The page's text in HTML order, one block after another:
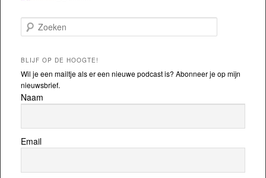
Zoeken
BLIJF OP DE HOOGTE!
Wil je een mailtje als er een nieuwe podcast is? Abonneer je op mijn
nieuwsbrief.
Naam
Email